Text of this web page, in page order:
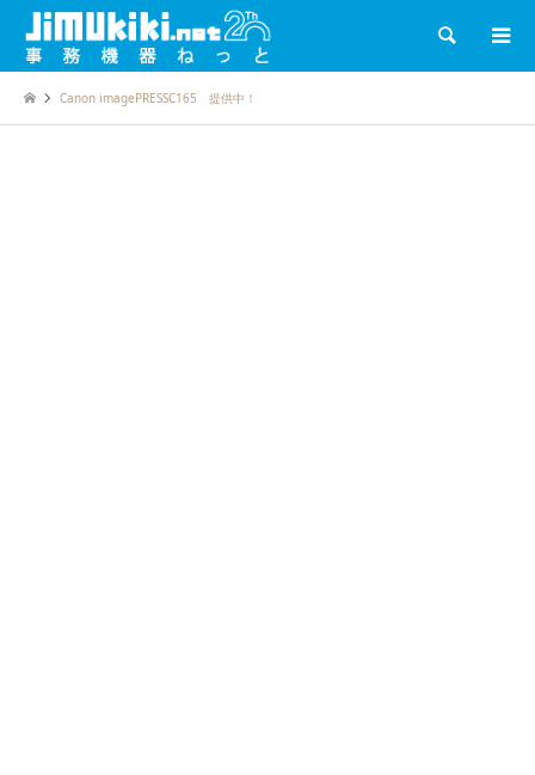
検索
Canon imagePRESSC165 提供中！